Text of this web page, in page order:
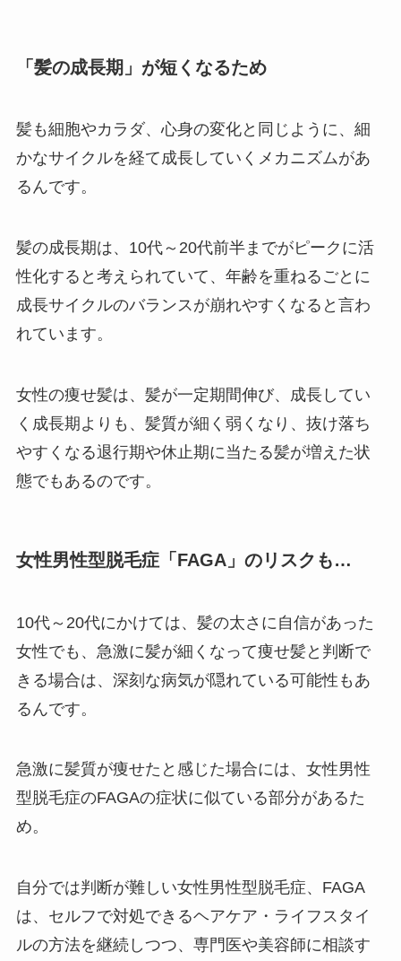
「髪の成長期」が短くなるため
髪も細胞やカラダ、心身の変化と同じように、細
かなサイクルを経て成長していくメカニズムがあ
るんです。
髪の成長期は、10代～20代前半までがピークに活
性化すると考えられていて、年齢を重ねるごとに
成長サイクルのバランスが崩れやすくなると言わ
れています。
女性の痩せ髪は、髪が一定期間伸び、成長してい
く成長期よりも、髪質が細く弱くなり、抜け落ち
やすくなる退行期や休止期に当たる髪が増えた状
態でもあるのです。
女性男性型脱毛症「FAGA」のリスクも…
10代～20代にかけては、髪の太さに自信があった
女性でも、急激に髪が細くなって痩せ髪と判断で
きる場合は、深刻な病気が隠れている可能性もあ
るんです。
急激に髪質が痩せたと感じた場合には、女性男性
型脱毛症のFAGAの症状に似ている部分があるた
め。
自分では判断が難しい女性男性型脱毛症、FAGA
は、セルフで対処できるヘアケア・ライフスタイ
ルの方法を継続しつつ、専門医や美容師に相談す